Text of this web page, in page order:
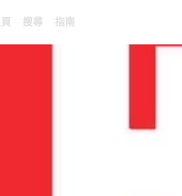
搜尋 指南